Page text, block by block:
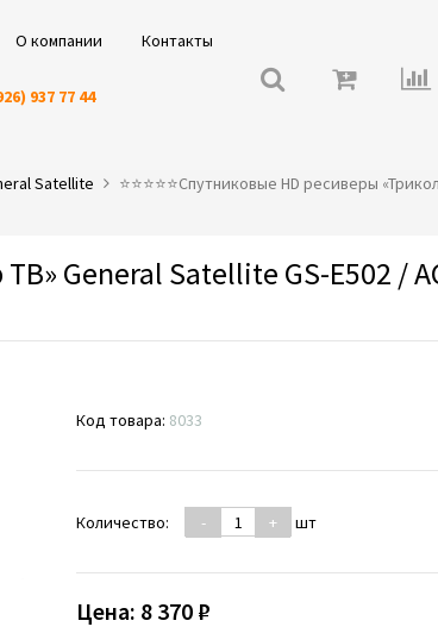
О компании Контакты
937 77 44
Satellite
⭐️⭐️⭐️⭐️⭐️Спутниковые HD ресиверы
General Satellite GS-E502 /
Код товара: 8033
Количество: - + шт
Цена: 8 370 ₽